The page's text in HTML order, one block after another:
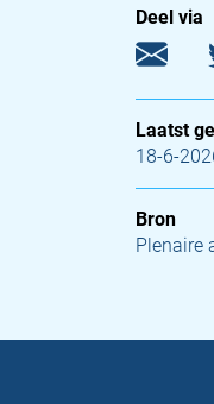
Deel via
Laatst
18-6-
Bron
Plenaire